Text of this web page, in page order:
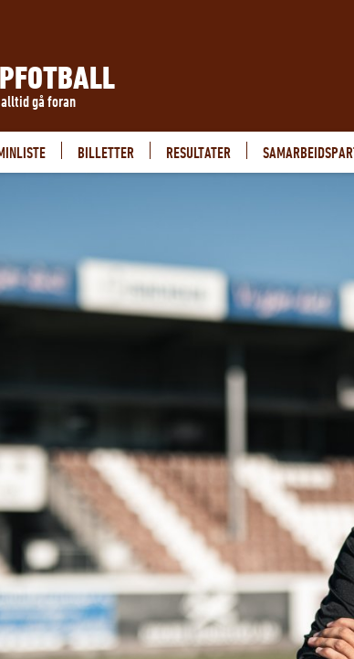
alltid gå foran
BILLETTER RESULTATER